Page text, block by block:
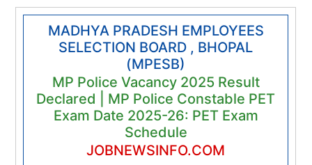
MADHYA PRADESH EMPLOYEES
SELECTION BOARD , BHOPAL
(MPESB)
MP Police Vacancy 2025 Result
Declared | MP Police Constable PET
Exam Date 2025-26: PET Exam
Schedule
JOBNEWSINFO.COM